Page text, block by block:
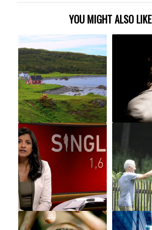
YOU MIGHT ALSO LIKE